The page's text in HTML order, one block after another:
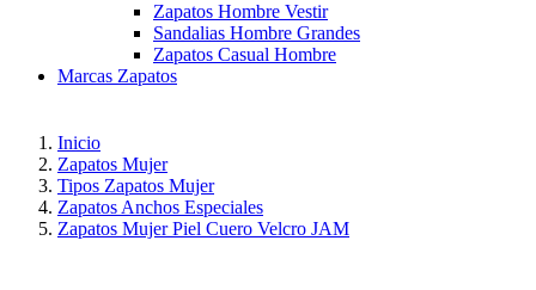
Zapatos Hombre Vestir
Sandalias Hombre Grandes
Zapatos Casual Hombre
Marcas Zapatos
Inicio
Zapatos Mujer
Tipos Zapatos Mujer
Zapatos Anchos Especiales
Zapatos Mujer Piel Cuero Velcro JAM